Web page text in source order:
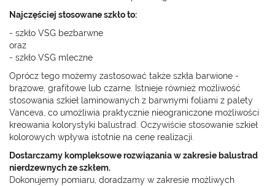
Najczęściej stosowane szkło to:
- szkło VSG bezbarwne
oraz
- szkło VSG mleczne
Oprócz tego możemy zastosować także szkła barwione -
brązowe, grafitowe lub czarne. Istnieje również możliwość
stosowania szkieł laminowanych z barwnymi foliami z palety
Vanceva, co umożliwia praktycznie nieograniczone możliwości
kreowania kolorystyki balustrad. Oczywiście stosowanie szkieł
kolorowych wpływa istotnie na cenę realizacji.
Dostarczamy kompleksowe rozwiązania w zakresie balustrad
nierdzewnych ze szkłem.
Dokonujemy pomiaru, doradzamy w zakresie możliwych